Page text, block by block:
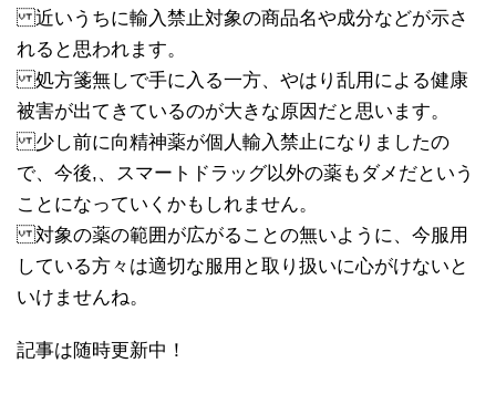
近いうちに輸入禁止対象の商品名や成分などが示さ
れると思われます。
処方箋無しで手に入る一方、やはり乱用による健康
被害が出てきているのが大きな原因だと思います。
少し前に向精神薬が個人輸入禁止になりましたの
で、今後,、スマートドラッグ以外の薬もダメだという
ことになっていくかもしれません。
対象の薬の範囲が広がることの無いように、今服用
している方々は適切な服用と取り扱いに心がけないと
いけませんね。
記事は随時更新中！